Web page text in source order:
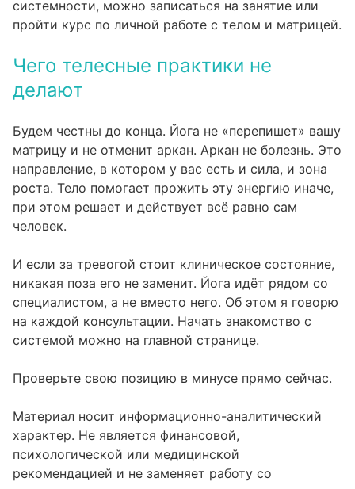
системности, можно записаться на занятие или
пройти курс по личной работе с телом и матрицей.
Чего телесные практики не
делают
Будем честны до конца. Йога не «перепишет» вашу
матрицу и не отменит аркан. Аркан не болезнь. Это
направление, в котором у вас есть и сила, и зона
роста. Тело помогает прожить эту энергию иначе,
при этом решает и действует всё равно сам
человек.
И если за тревогой стоит клиническое состояние,
никакая поза его не заменит. Йога идёт рядом со
специалистом, а не вместо него. Об этом я говорю
на каждой консультации. Начать знакомство с
системой можно на главной странице.
Проверьте свою позицию в минусе прямо сейчас.
Материал носит информационно-аналитический
характер. Не является финансовой,
психологической или медицинской
рекомендацией и не заменяет работу со